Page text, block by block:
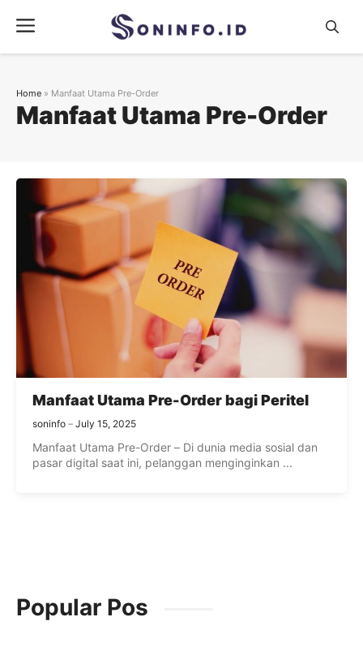
content
Menu
Manfaat Utama Pre-Order
Home » Manfaat Utama Pre-Order
Manfaat Utama Pre-Order bagi Peritel
soninfo July 15, 2025
Manfaat Utama Pre-Order – Di dunia media sosial dan
pasar digital saat ini, pelanggan menginginkan ...
Popular Pos